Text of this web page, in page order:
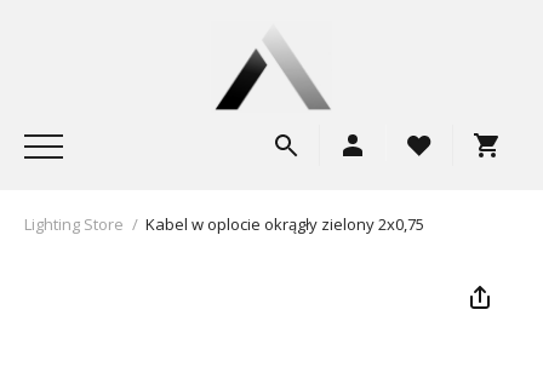
Lighting Store / Kabel w oplocie okrągły zielony 2x0,75